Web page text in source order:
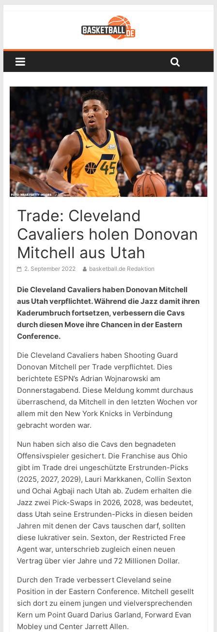
Trade: Cleveland
Cavaliers holen Donovan
Mitchell aus Utah
2. September 2022 basketball.de Redaktion
Die Cleveland Cavaliers haben Donovan Mitchell
aus Utah verpflichtet. Während die Jazz damit ihren
Kaderumbruch fortsetzen, verbessern die Cavs
durch diesen Move ihre Chancen in der Eastern
Conference.
Die Cleveland Cavaliers haben Shooting Guard
Donovan Mitchell per Trade verpflichtet. Dies
berichtete ESPN’s Adrian Wojnarowski am
Donnerstagabend. Diese Meldung kommt durchaus
überraschend, da Mitchell in den letzten Wochen vor
allem mit den New York Knicks in Verbindung
gebracht worden war.
Nun haben sich also die Cavs den begnadeten
Offensivspieler gesichert. Die Franchise aus Ohio
gibt im Trade drei ungeschützte Erstrunden-Picks
(2025, 2027, 2029), Lauri Markkanen, Collin Sexton
und Ochai Agbaji nach Utah ab. Zudem erhalten die
Jazz zwei Pick-Swaps in 2026, 2028, was bedeutet,
dass Utah seine Erstrunden-Picks in diesen beiden
Jahren mit denen der Cavs tauschen darf, sollten
diese lukrativer sein. Sexton, der Restricted Free
Agent war, unterschrieb zugleich einen neuen
Vertrag über vier Jahre und 72 Millionen Dollar.
Durch den Trade verbessert Cleveland seine
Position in der Eastern Conference. Mitchell gesellt
sich dort zu einem jungen und vielversprechenden
Kern um Point Guard Darius Garland, Forward Evan
Mobley und Center Jarrett Allen.